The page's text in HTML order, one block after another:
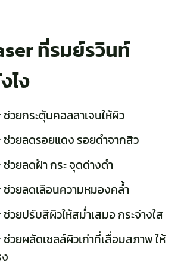
ที่รมย์รวินท์
ไง
ช่วยกระตุ้นคอลลาเจนให้ผิว
ช่วยลดรอยแดง รอยดำจากสิว
วยลดฝ้า กระ จุดด่างดำ
ช่วยลดเลือนความหมองคล้ำ
วยปรับสีผิวให้สม่ำเสมอ กระจ่างใส
วยผลัดเซลล์ผิวเก่าที่เสื่อมสภาพ ให้